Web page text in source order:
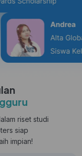
riset studi
siap
impian!